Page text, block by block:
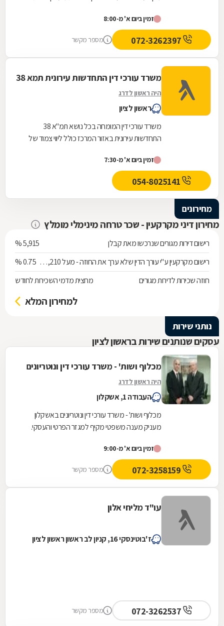
זמין ביום א' מ-8:00
מספר מקשר
משרד עורכי דין התחדשות עירונית תמא 38
היה ראשון לדרג
ראשון לציון
משרד עורכי דין המומחה בכל נושא תמ"א 38
התחדשות עירונית באזור המרכז כולל ליווי צמוד של
לקבלת...
זמין ביום א' מ-7:30
מחירונים
מחירון דיני מקרקעין - שכר טרחה מינימלי מומלץ
רישום דירות מגורים שנרכשו מאת קבלן
5,915 %
רישום מקרקעין ע"י עורך הדין שלא ערך את החוזה - מעל 538,210 ש"ח 0.75 %
חוזה שכירות לדירות מגורים
מחצית מדמי השכירות לחודש
למחירון המלא
נותני שירות
עסקים שנותנים שירות בראשון לציון
מכלוף ושות' - משרד עורכי דין ונוטריונים
היה ראשון לדרג
העבודה 1, אשקלון
מכלוף ושות' - משרד עורכי דין ונוטריונים באשקלון
מעניק מענה משפטי מקיף למגזר הפרטי והעסקי.
עם...זמין ביום א' מ-9:00
מספר מקשר
עו"ד מליחי אלון
ז'בוטינסקי 16, קניון לב ראשון ראשון לציון
מספר מקשר